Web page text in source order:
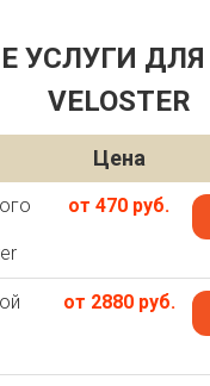
УСЛУГИ ДЛЯ
VELOSTER
Цена
от 470 руб.
от 2880 руб.